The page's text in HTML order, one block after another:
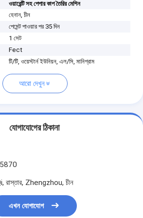
ওয়ারেন্টি সহ পেপার কাপ তৈরির মেশিন
হেনান, চীন
পেমেন্ট পাওয়ার পর 35 দিন
1 সেট
Fect
টি/টি, ওয়েস্টার্ন ইউনিয়ন, এল/সি, মানিগ্রাম
আরো দেখুন
যোগাযোগের ঠিকানা
রাস্তার, Zhengzhou, চীন
এখন যোগাযোগ